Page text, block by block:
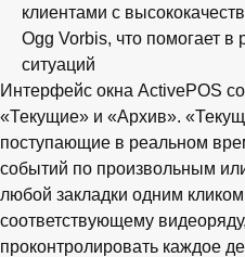
клиентами с
Ogg Vorbis, что помогает
ситуаций
Интерфейс окна ActivePOS
«Текущие» и «Архив».
поступающие в реальном
событий по произвольным
любой закладки одним
соответствующему
проконтролировать каждое